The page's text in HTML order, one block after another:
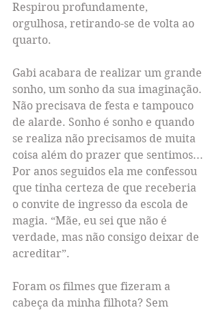
Respirou profundamente,
orgulhosa, retirando-se de volta ao
quarto.
Gabi acabara de realizar um grande
sonho, um sonho da sua imaginação.
Não precisava de festa e tampouco
de alarde. Sonho é sonho e quando
se realiza não precisamos de muita
coisa além do prazer que sentimos...
Por anos seguidos ela me confessou
que tinha certeza de que receberia
o convite de ingresso da escola de
magia. “Mãe, eu sei que não é
verdade, mas não consigo deixar de
acreditar”.
Foram os filmes que fizeram a
cabeça da minha filhota? Sem